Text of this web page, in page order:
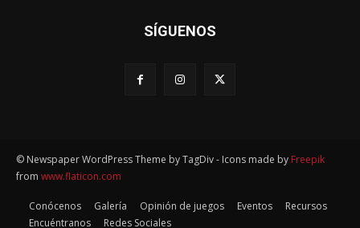
SÍGUENOS
© Newspaper WordPress Theme by TagDiv - Icons made by Freepik
from www.flaticon.com
Conócenos Galería Opinión de juegos Eventos
Recursos
Encuéntranos
Redes Sociales